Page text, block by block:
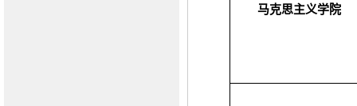
马克思主义学院